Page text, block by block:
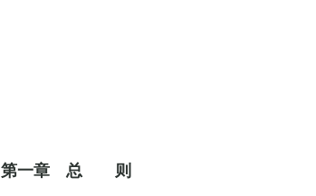
第一章 总 则